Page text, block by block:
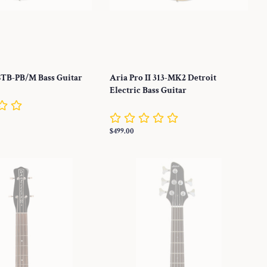
PB/M Bass Guitar
Aria Pro II 313-MK2 Detroit
Electric Bass Guitar
Normaler
$499.00